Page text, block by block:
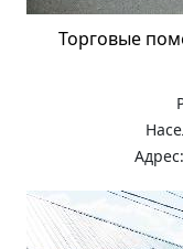
Торговые